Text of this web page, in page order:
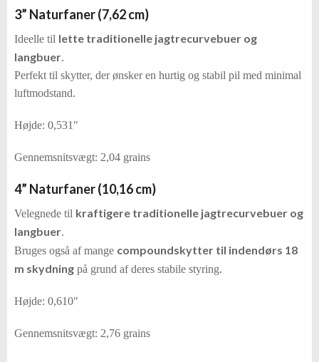
3” Naturfaner (7,62 cm)
Ideelle til lette traditionelle jagtrecurvebuer og
langbuer.
Perfekt til skytter, der ønsker en hurtig og stabil pil med minimal
luftmodstand.
Højde: 0,531"
Gennemsnitsvægt: 2,04 grains
4” Naturfaner (10,16 cm)
Velegnede til kraftigere traditionelle jagtrecurvebuer og
langbuer.
Bruges også af mange compoundskytter til indendørs 18
m skydning på grund af deres stabile styring.
Højde: 0,610"
Gennemsnitsvægt: 2,76 grains